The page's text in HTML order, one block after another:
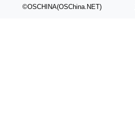
©OSCHINA(OSChina.NET)